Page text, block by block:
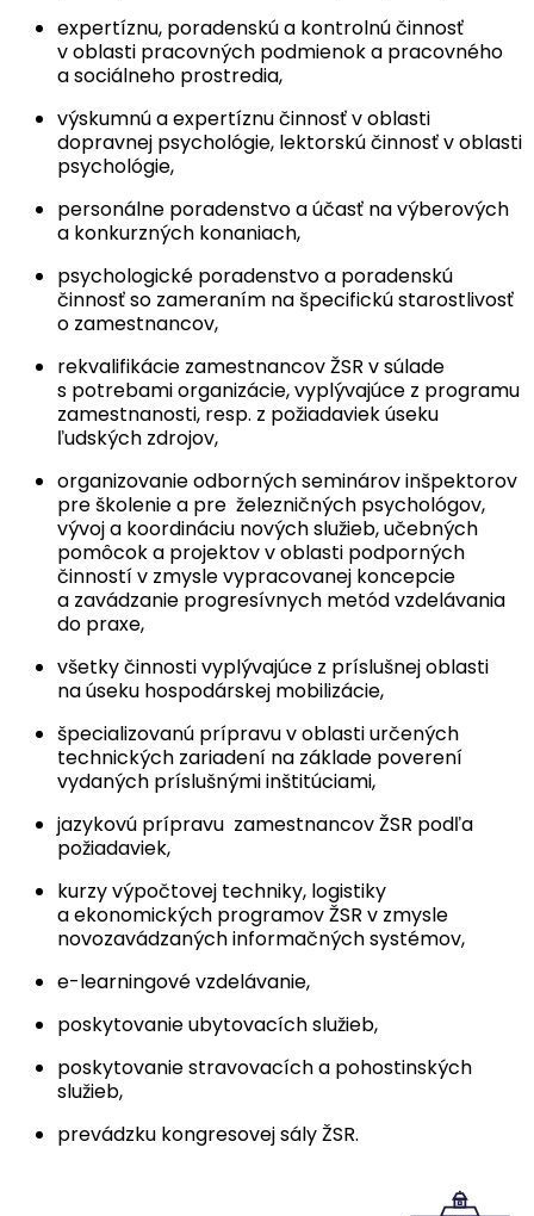
expertíznu, poradenskú a kontrolnú činnosť
v oblasti pracovných podmienok a pracovného
a sociálneho prostredia,
výskumnú a expertíznu činnosť v oblasti
dopravnej psychológie, lektorskú činnosť v oblasti
psychológie,
personálne poradenstvo a účasť na výberových
a konkurzných konaniach,
psychologické poradenstvo a poradenskú
činnosť so zameraním na špecifickú starostlivosť
o zamestnancov,
rekvalifikácie zamestnancov ŽSR v súlade
s potrebami organizácie, vyplývajúce z programu
zamestnanosti, resp. z požiadaviek úseku
ľudských zdrojov,
organizovanie odborných seminárov inšpektorov
pre školenie a pre železničných psychológov,
vývoj a koordináciu nových služieb, učebných
pomôcok a projektov v oblasti podporných
činností v zmysle vypracovanej koncepcie
a zavádzanie progresívnych metód vzdelávania
do praxe,
všetky činnosti vyplývajúce z príslušnej oblasti
na úseku hospodárskej mobilizácie,
špecializovanú prípravu v oblasti určených
technických zariadení na základe poverení
vydaných príslušnými inštitúciami,
jazykovú prípravu zamestnancov ŽSR podľa
požiadaviek,
kurzy výpočtovej techniky, logistiky
a ekonomických programov ŽSR v zmysle
novozavádzaných informačných systémov,
e-learningové vzdelávanie,
poskytovanie ubytovacích služieb,
poskytovanie stravovacích a pohostinských
služieb,
prevádzku kongresovej sály ŽSR.